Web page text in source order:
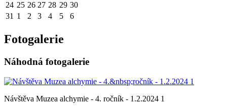
24 25 26 27 28 29 30
31 1 2 3 4 5 6
Fotogalerie
Náhodná fotogalerie
Návštěva Muzea alchymie - 4. ročník - 1.2.2024 1